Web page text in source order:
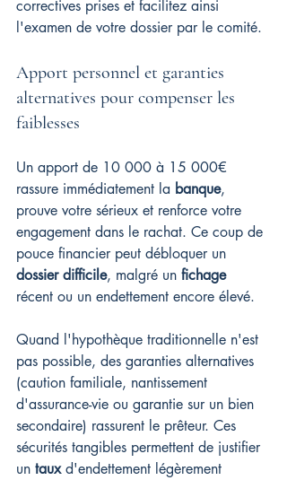
correctives prises et facilitez ainsi
l'examen de votre dossier par le comité.
Apport personnel et garanties
alternatives pour compenser les
faiblesses
Un apport de 10 000 à 15 000€
rassure immédiatement la banque,
prouve votre sérieux et renforce votre
engagement dans le rachat. Ce coup de
pouce financier peut débloquer un
dossier difficile, malgré un fichage
récent ou un endettement encore élevé.
Quand l'hypothèque traditionnelle n'est
pas possible, des garanties alternatives
(caution familiale, nantissement
d'assurance-vie ou garantie sur un bien
secondaire) rassurent le prêteur. Ces
sécurités tangibles permettent de justifier
un taux d'endettement légèrement